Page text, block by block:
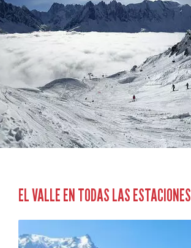
EL VALLE EN TODAS LAS ESTACIONES